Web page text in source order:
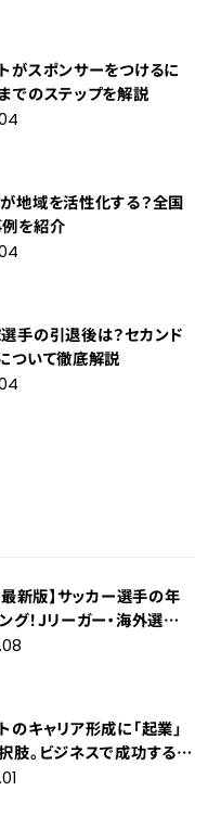
がスポンサーをつけるに
でのステップを解説
地域を活性化する？全国
を紹介
手の引退後は？セカンド
ついて徹底解説
新版】サッカー選手の年
グ！Jリーガー・海外選手
いでる？
のキャリア形成に「起業」
肢。ビジネスで成功するた
ことは？